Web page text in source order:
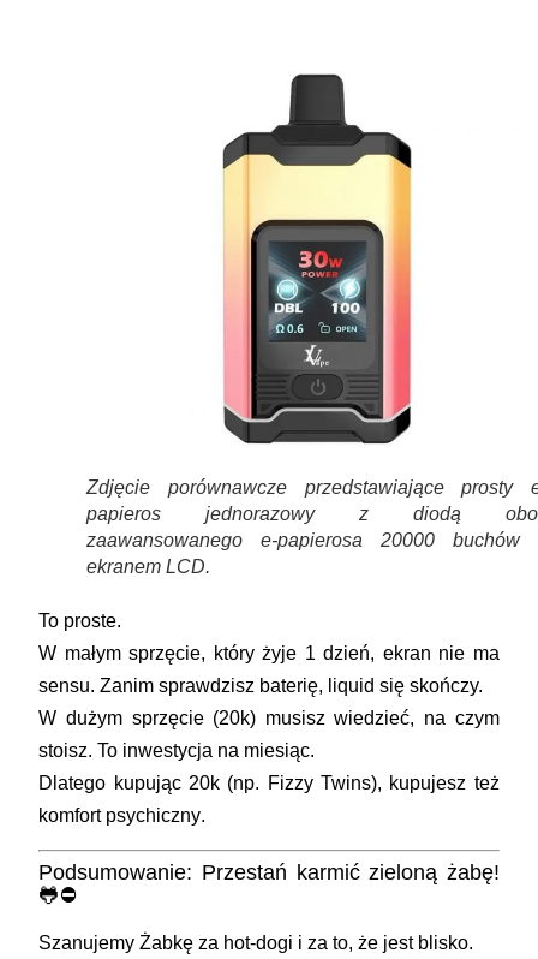
Zdjęcie porównawcze przedstawiające prosty
papieros jednorazowy z diodą
zaawansowanego e-papierosa 20000 buchów
ekranem LCD.
To proste.
W małym sprzęcie, który żyje 1 dzień, ekran nie ma
sensu. Zanim sprawdzisz baterię, liquid się skończy.
W dużym sprzęcie (20k) musisz wiedzieć, na czym
stoisz. To inwestycja na miesiąc.
Dlatego kupując 20k (np. Fizzy Twins), kupujesz też
komfort psychiczny.
Podsumowanie: Przestań karmić zieloną żabę!
🐸⛔
Szanujemy Żabkę za hot-dogi i za to, że jest blisko.